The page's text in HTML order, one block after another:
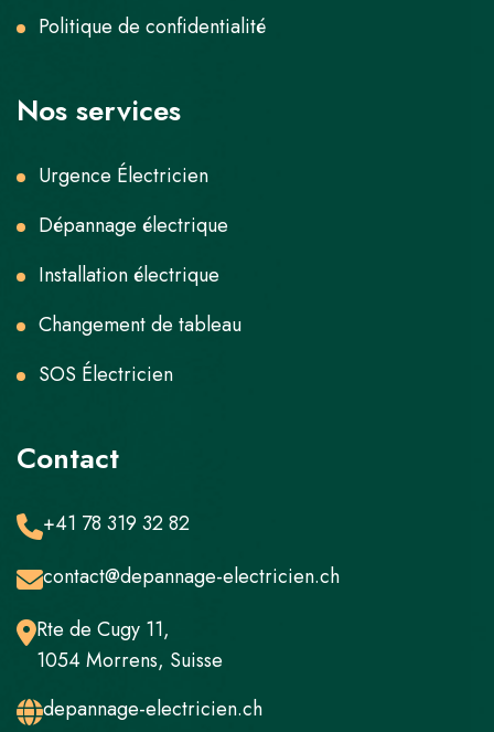
Politique de confidentialité
Nos services
Urgence Électricien
Dépannage électrique
Installation électrique
Changement de tableau
SOS Électricien
Contact
+41 78 319 32 82
contact@depannage-electricien.ch
Rte de Cugy 11,
1054 Morrens, Suisse
depannage-electricien.ch